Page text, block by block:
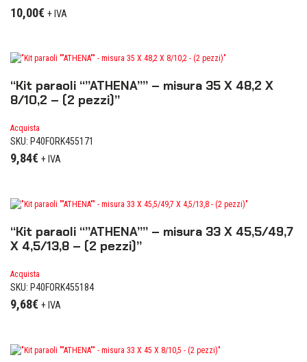
10,00€ + IVA
“Kit paraoli “”ATHENA”” – misura 35 X 48,2 X
8/10,2 – (2 pezzi)”
Acquista
SKU: P40FORK455171
9,84€ + IVA
“Kit paraoli “”ATHENA”” – misura 33 X 45,5/49,7
X 4,5/13,8 – (2 pezzi)”
Acquista
SKU: P40FORK455184
9,68€ + IVA